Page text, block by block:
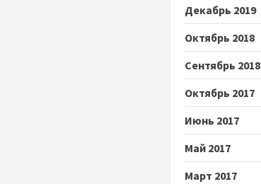
Декабрь 2019
Октябрь 2018
Сентябрь 2018
Октябрь 2017
Июнь 2017
Май 2017
Март 2017